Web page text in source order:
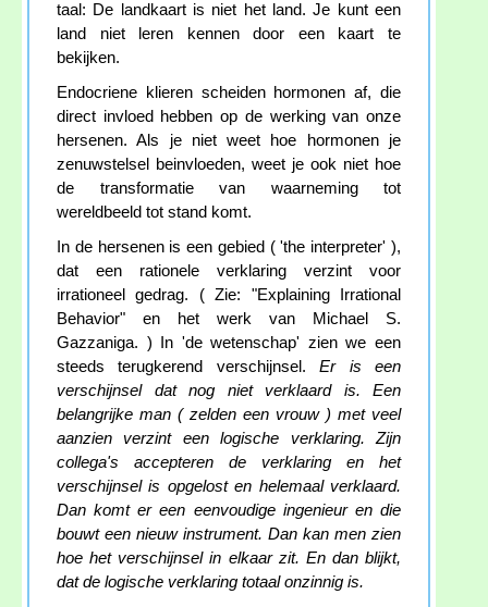
taal: De landkaart is niet het land. Je kunt een
land niet leren kennen door een kaart te
bekijken.
Endocriene klieren scheiden hormonen af, die
direct invloed hebben op de werking van onze
hersenen. Als je niet weet hoe hormonen je
zenuwstelsel beinvloeden, weet je ook niet hoe
de transformatie van waarneming tot
wereldbeeld tot stand komt.
In de hersenen is een gebied ( 'the interpreter' ),
dat een rationele verklaring verzint voor
irrationeel gedrag. ( Zie: "Explaining Irrational
Behavior" en het werk van Michael S.
Gazzaniga. ) In 'de wetenschap' zien we een
steeds terugkerend verschijnsel.Er is een
verschijnsel dat nog niet verklaard is. Een
belangrijke man ( zelden een vrouw ) met veel
aanzien verzint een logische verklaring. Zijn
collega's accepteren de verklaring en het
verschijnsel is opgelost en helemaal verklaard.
Dan komt er een eenvoudige ingenieur en die
bouwt een nieuw instrument. Dan kan men zien
hoe het verschijnsel in elkaar zit. En dan blijkt,
dat de logische verklaring totaal onzinnig is.